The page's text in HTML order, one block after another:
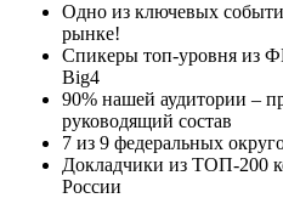
Одно из ключевых
рынке!
Спикеры топ-уровня из
Big4
90% нашей аудитории –
руководящий состав
7 из 9 федеральных
Докладчики из ТОП-200
России